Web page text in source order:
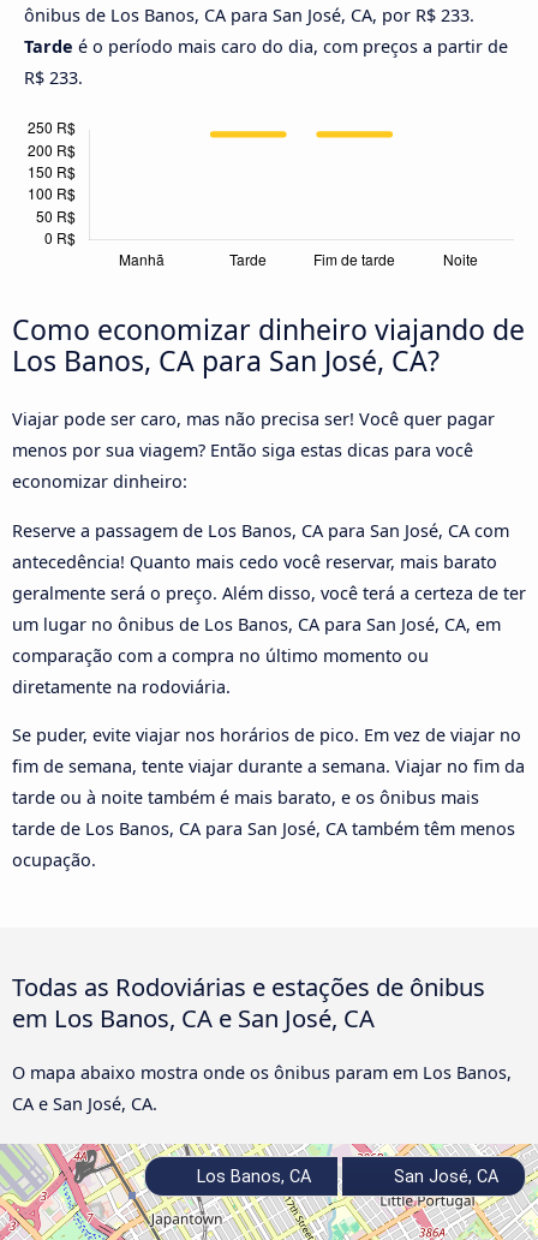
ônibus de Los Banos, CA para San José, CA, por R$ 233.
Tarde é o período mais caro do dia, com preços a partir de
R$ 233.
Como economizar dinheiro viajando de
Los Banos, CA para San José, CA?
Viajar pode ser caro, mas não precisa ser! Você quer pagar
menos por sua viagem? Então siga estas dicas para você
economizar dinheiro:
Reserve a passagem de Los Banos, CA para San José, CA com
antecedência! Quanto mais cedo você reservar, mais barato
geralmente será o preço. Além disso, você terá a certeza de ter
um lugar no ônibus de Los Banos, CA para San José, CA, em
comparação com a compra no último momento ou
diretamente na rodoviária.
Se puder, evite viajar nos horários de pico. Em vez de viajar no
fim de semana, tente viajar durante a semana. Viajar no fim da
tarde ou à noite também é mais barato, e os ônibus mais
tarde de Los Banos, CA para San José, CA também têm menos
ocupação.
Todas as Rodoviárias e estações de ônibus
em Los Banos, CA e San José, CA
O mapa abaixo mostra onde os ônibus param em Los Banos,
CA e San José, CA.
Los Banos, CA San José, CA